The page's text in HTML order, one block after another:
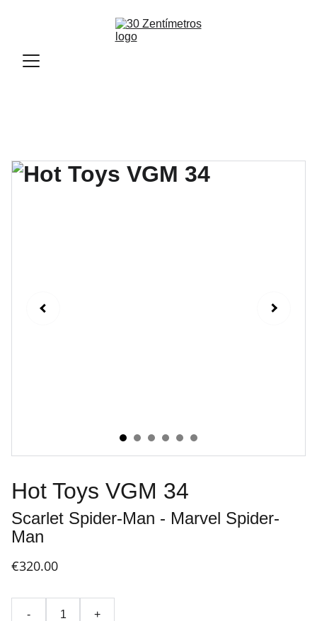
Hot Toys VGM 34
Scarlet Spider-Man - Marvel Spider-
Man
€320.00
- +